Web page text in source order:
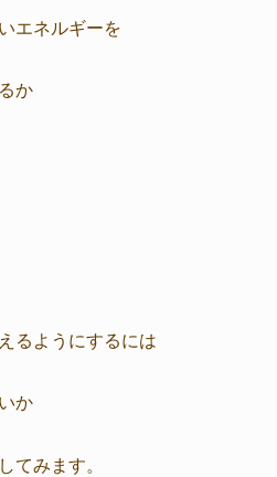
エネルギーを
か
るようにするには
か
てみます。